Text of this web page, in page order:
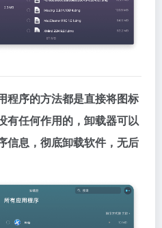
程序的方法都是直接将图标
有任何作用的，卸载器可以
信息，彻底卸载软件，无后